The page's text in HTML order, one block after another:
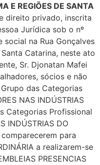
E REGIÕES DE SANTA
direito privado, inscrita
Jurídica sob o nº
na Rua Gonçalves
Catarina, neste ato
Sr. Djonatan Mafei
sócios e não
das Categorias
NAS INDÚSTRIAS
Categorias Profissional
INDÚSTRIAS DO
comparecerem para
a realizarem-se
PRESENCIAS